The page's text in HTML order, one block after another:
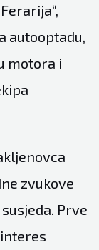
autooptadu,
motora i
zvukove
Prve